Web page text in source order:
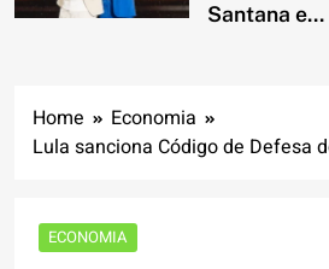
Santana e...
Home
Economia
Lula sanciona Código de Defesa
ECONOMIA